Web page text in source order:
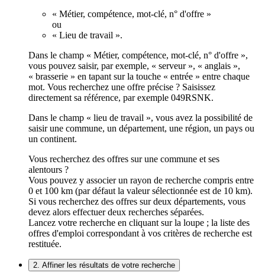
« Métier, compétence, mot-clé, n° d'offre »
ou
« Lieu de travail ».
Dans le champ « Métier, compétence, mot-clé, n° d'offre »,
vous pouvez saisir, par exemple, « serveur », « anglais »,
« brasserie » en tapant sur la touche « entrée » entre chaque
mot. Vous recherchez une offre précise ? Saisissez
directement sa référence, par exemple 049RSNK.
Dans le champ « lieu de travail », vous avez la possibilité de
saisir une commune, un département, une région, un pays ou
un continent.
Vous recherchez des offres sur une commune et ses
alentours ?
Vous pouvez y associer un rayon de recherche compris entre
0 et 100 km (par défaut la valeur sélectionnée est de 10 km).
Si vous recherchez des offres sur deux départements, vous
devez alors effectuer deux recherches séparées.
Lancez votre recherche en cliquant sur la loupe ; la liste des
offres d'emploi correspondant à vos critères de recherche est
restituée.
2. Affiner les résultats de votre recherche